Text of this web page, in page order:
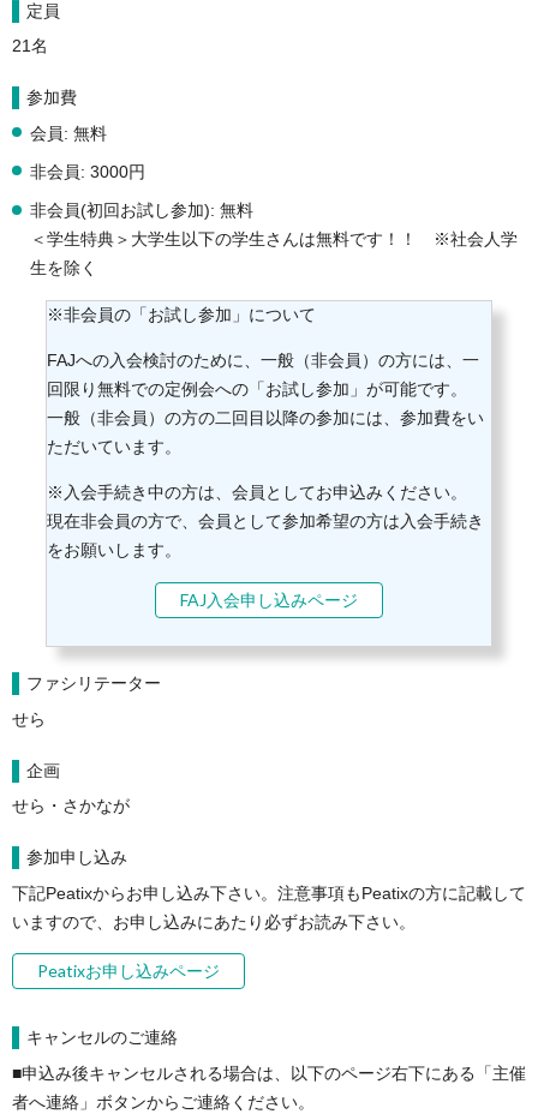
定員
21名
参加費
会員: 無料
非会員: 3000円
非会員(初回お試し参加): 無料
＜学生特典＞大学生以下の学生さんは無料です！！ ※社会人学
生を除く
※非会員の「お試し参加」について
FAJへの入会検討のために、一般（非会員）の方には、一
回限り無料での定例会への「お試し参加」が可能です。
一般（非会員）の方の二回目以降の参加には、参加費をい
ただいています。
※入会手続き中の方は、会員としてお申込みください。
現在非会員の方で、会員として参加希望の方は入会手続き
をお願いします。
FAJ入会申し込みページ
ファシリテーター
せら
企画
せら・さかなが
参加申し込み
下記Peatixからお申し込み下さい。注意事項もPeatixの方に記載して
いますので、お申し込みにあたり必ずお読み下さい。
Peatixお申し込みページ
キャンセルのご連絡
■申込み後キャンセルされる場合は、以下のページ右下にある「主催
者へ連絡」ボタンからご連絡ください。